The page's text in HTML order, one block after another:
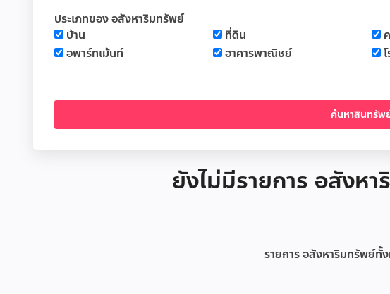
ประเภทของ อสังหาริมทรัพย์
บ้าน
ที่ดิน
อพาร์ทเม้นท์
อาคารพาณิชย์
ยังไม่มีรายการ อสังห
รายการ อสังหาริมทรัพย์ทั้